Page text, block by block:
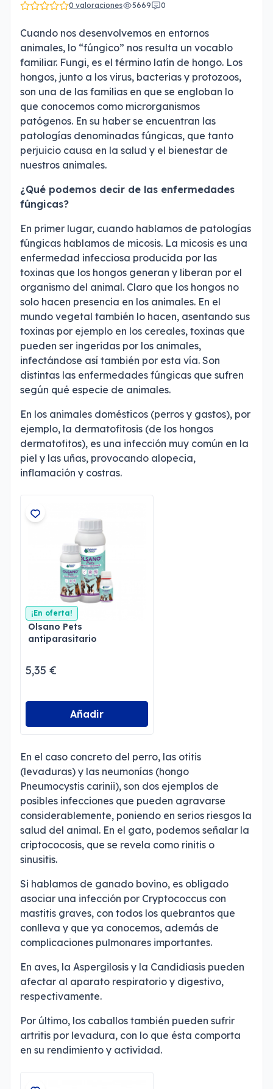
0 valoraciones 5669 0
Cuando nos desenvolvemos en entornos
animales, lo “fúngico” nos resulta un vocablo
familiar. Fungi, es el término latín de hongo. Los
hongos, junto a los virus, bacterias y protozoos,
son una de las familias en que se engloban lo
que conocemos como microrganismos
patógenos. En su haber se encuentran las
patologías denominadas fúngicas, que tanto
perjuicio causa en la salud y el bienestar de
nuestros animales.
¿Qué podemos decir de las enfermedades
fúngicas?
En primer lugar, cuando hablamos de patologías
fúngicas hablamos de micosis. La micosis es una
enfermedad infecciosa producida por las
toxinas que los hongos generan y liberan por el
organismo del animal. Claro que los hongos no
solo hacen presencia en los animales. En el
mundo vegetal también lo hacen, asentando sus
toxinas por ejemplo en los cereales, toxinas que
pueden ser ingeridas por los animales,
infectándose así también por esta vía. Son
distintas las enfermedades fúngicas que sufren
según qué especie de animales.
En los animales domésticos (perros y gastos), por
ejemplo, la dermatofitosis (de los hongos
dermatofitos), es una infección muy común en la
piel y las uñas, provocando alopecia,
inflamación y costras.
¡En oferta!
Olsano Pets
antiparasitario
5,35 €
Añadir
En el caso concreto del perro, las otitis
(levaduras) y las neumonías (hongo
Pneumocystis carinii), son dos ejemplos de
posibles infecciones que pueden agravarse
considerablemente, poniendo en serios riesgos la
salud del animal. En el gato, podemos señalar la
criptococosis, que se revela como rinitis o
sinusitis.
Si hablamos de ganado bovino, es obligado
asociar una infección por Cryptococcus con
mastitis graves, con todos los quebrantos que
conlleva y que ya conocemos, además de
complicaciones pulmonares importantes.
En aves, la Aspergilosis y la Candidiasis pueden
afectar al aparato respiratorio y digestivo,
respectivamente.
Por último, los caballos también pueden sufrir
artritis por levadura, con lo que ésta comporta
en su rendimiento y actividad.